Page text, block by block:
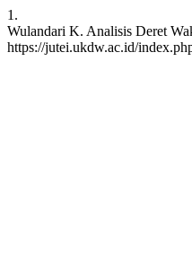
1.
Wulandari K. Analisis Deret
https://jutei.ukdw.ac.id/